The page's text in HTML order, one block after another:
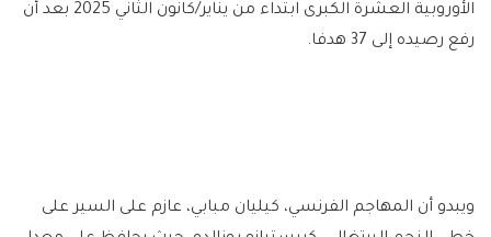
الأوروبية العشرة الكبرى ابتداء من يناير/كانون الثاني 2025 بعد أن
رفع رصيده إلى 37 هدفا.
ويبدو أن المهاجم الفرنسي، كيليان مبابي، عازم على السير على